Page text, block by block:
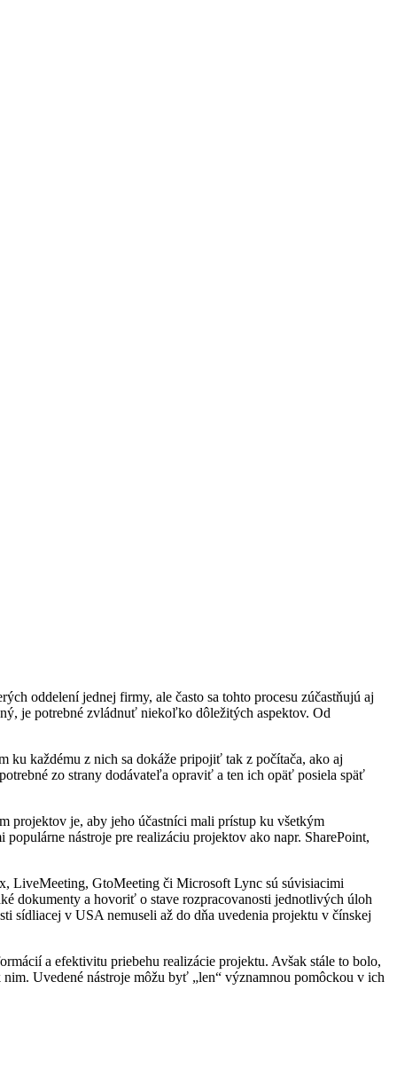
oddelení jednej firmy, ale často sa tohto procesu zúčastňujú aj
je potrebné zvládnuť niekoľko dôležitých aspektov. Od
ku každému z nich sa dokáže pripojiť tak z počítača, ako aj
zo strany dodávateľa opraviť a ten ich opäť posiela späť
projektov je, aby jeho účastníci mali prístup ku všetkým
nástroje pre realizáciu projektov ako napr. SharePoint,
LiveMeeting, GtoMeeting či Microsoft Lync sú súvisiacimi
dokumenty a hovoriť o stave rozpracovanosti jednotlivých úloh
sídliacej v USA nemuseli až do dňa uvedenia projektu v čínskej
a efektivitu priebehu realizácie projektu. Avšak stále to bolo,
Uvedené nástroje môžu byť „len“ významnou pomôckou v ich